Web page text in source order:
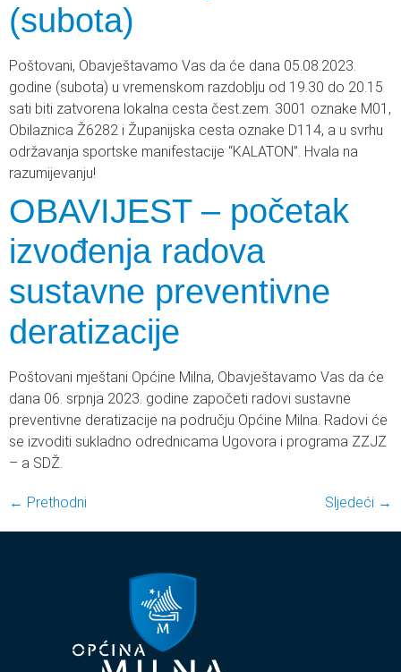
(subota)
Poštovani, Obavještavamo Vas da će dana 05.08.2023.
godine (subota) u vremenskom razdoblju od 19.30 do 20.15
sati biti zatvorena lokalna cesta čest.zem. 3001 oznake M01,
Obilaznica Ž6282 i Županijska cesta oznake D114, a u svrhu
održavanja sportske manifestacije “KALATON”. Hvala na
razumijevanju!
OBAVIJEST – početak
izvođenja radova
sustavne preventivne
deratizacije
Poštovani mještani Općine Milna, Obavještavamo Vas da će
dana 06. srpnja 2023. godine započeti radovi sustavne
preventivne deratizacije na području Općine Milna. Radovi će
se izvoditi sukladno odrednicama Ugovora i programa ZZJZ
– a SDŽ.
← Prethodni Sljedeći →